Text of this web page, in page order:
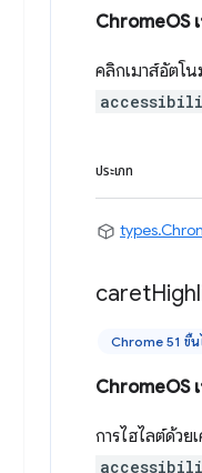
ChromeOS
คลิกเมาส์อัตโ
ประเภท
caret
Chrome 51 ขึ้น
ChromeOS
การไฮไลต์ด้วย